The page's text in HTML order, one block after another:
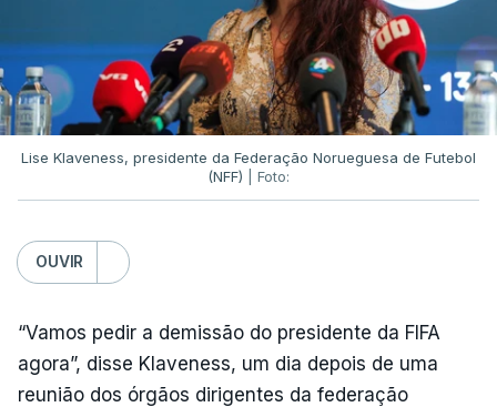
Lise Klaveness, presidente da Federação Norueguesa de Futebol
(NFF)
| Foto:
OUVIR
“Vamos pedir a demissão do presidente da FIFA
agora”, disse Klaveness, um dia depois de uma
reunião dos órgãos dirigentes da federação